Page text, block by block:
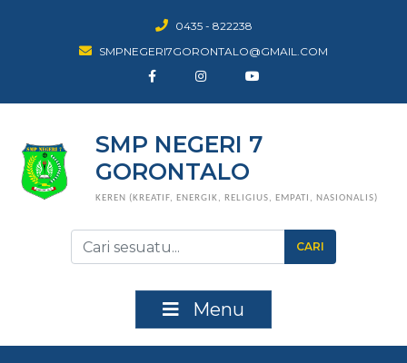
0435 - 822238
SMPNEGERI7GORONTALO@GMAIL.COM
SMP NEGERI 7
GORONTALO
KEREN (KREATIF, ENERGIK, RELIGIUS, EMPATI, NASIONALIS)
CARI
Menu